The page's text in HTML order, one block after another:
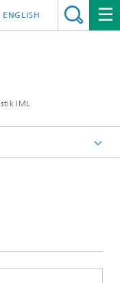
IML
ENGLISH